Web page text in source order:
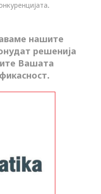
нашите
решенија
Вашата